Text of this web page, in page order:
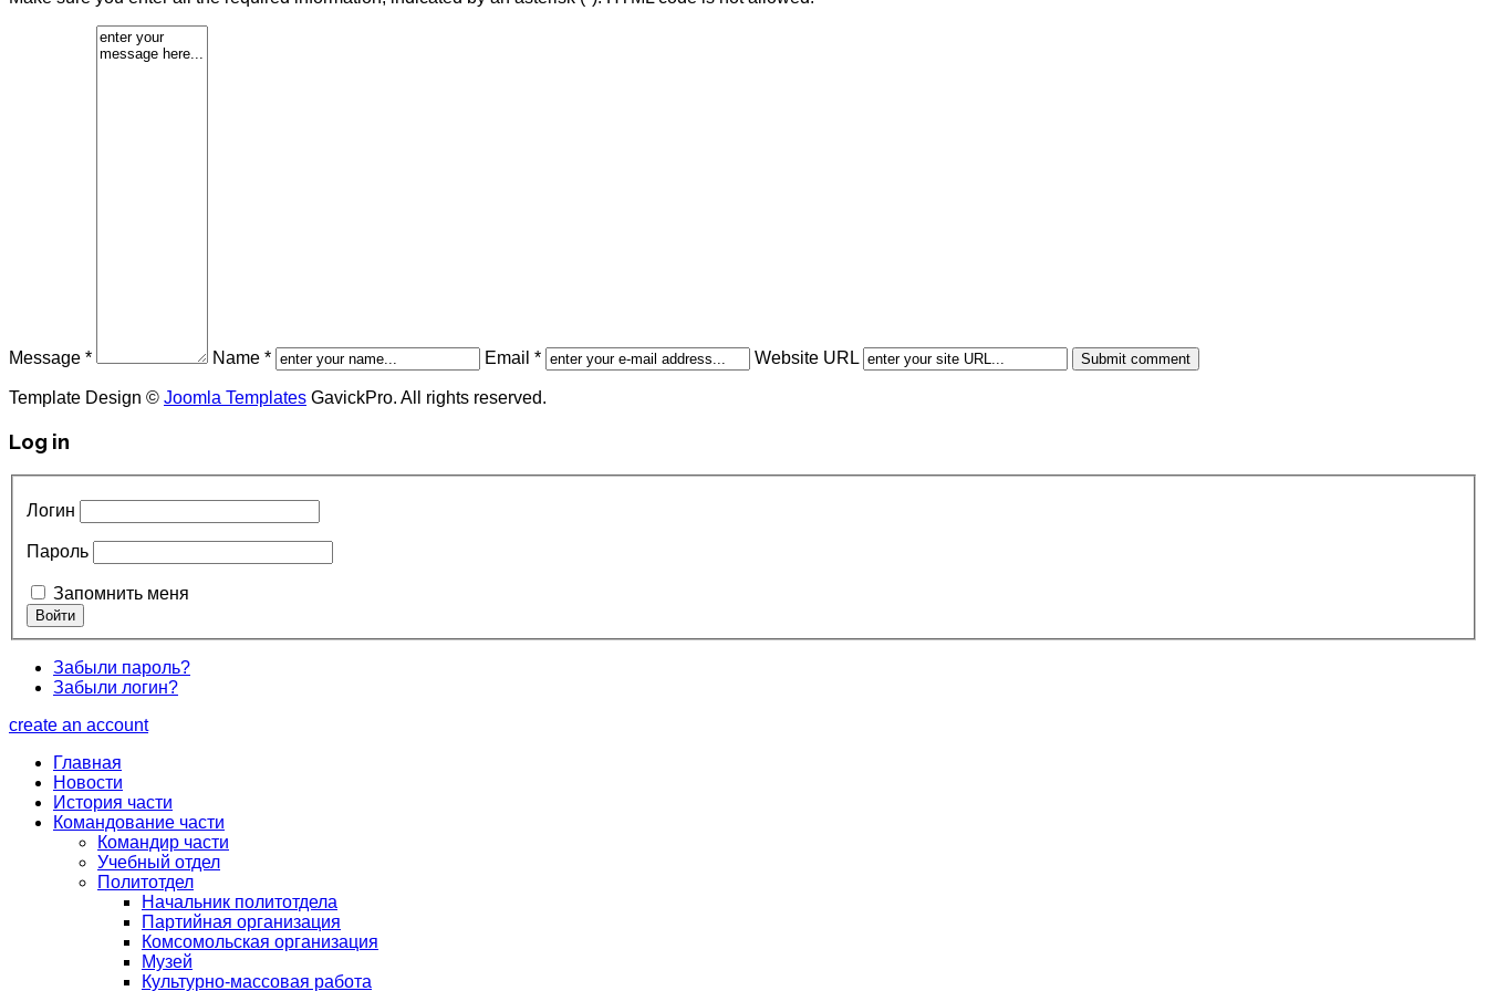
Message * Name * Email * Website URL
Template Design © Joomla Templates GavickPro. All rights reserved.
Log in
Логин
Пароль
Запомнить меня
Забыли пароль?
Забыли логин?
create an account
Главная
Новости
История части
Командование части
Командир части
Учебный отдел
Политотдел
Начальник политотдела
Партийная организация
Комсомольская организация
Музей
Культурно-массовая работа